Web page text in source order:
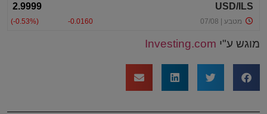
מוגש ע"י Investing.com